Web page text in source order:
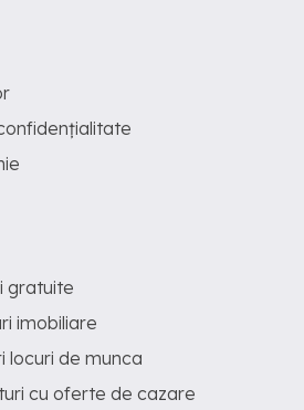
gratuite
imobiliare
locuri de munca
cu oferte de cazare